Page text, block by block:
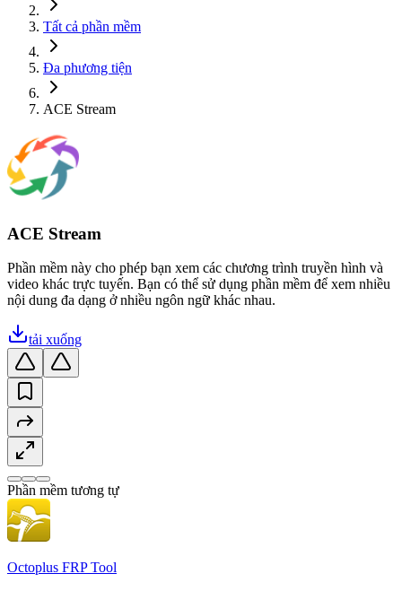
Tất cả phần mềm
Đa phương tiện
ACE Stream
ACE Stream
Phần mềm này cho phép bạn xem các chương trình truyền hình và
video khác trực tuyến. Bạn có thể sử dụng phần mềm để xem nhiều
nội dung đa dạng ở nhiều ngôn ngữ khác nhau.
tải xuống
Phần mềm tương tự
Octoplus FRP Tool